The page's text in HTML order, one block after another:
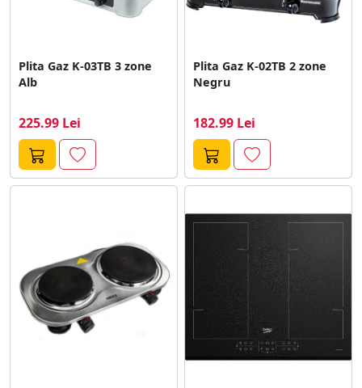
Plita Gaz K-03TB 3 zone
Alb
225.99 Lei
Plita Gaz K-02TB 2 zone
Negru
182.99 Lei